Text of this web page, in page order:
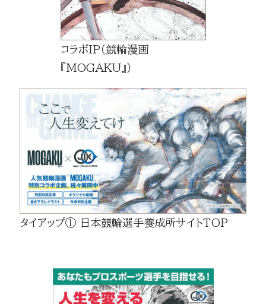
コラボIP（競輪漫画
『MOGAKU』）
タイアップ① 日本競輪選手養成所サイトTOP